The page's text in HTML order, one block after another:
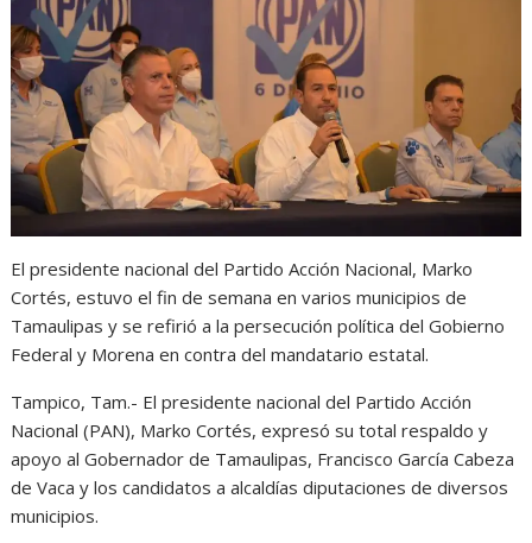
A
p
p
o
o
k
n
g
e
r
r
a
m
El presidente nacional del Partido Acción Nacional, Marko
Cortés, estuvo el fin de semana en varios municipios de
Tamaulipas y se refirió a la persecución política del Gobierno
Federal y Morena en contra del mandatario estatal.
Tampico, Tam.- El presidente nacional del Partido Acción
Nacional (PAN), Marko Cortés, expresó su total respaldo y
apoyo al Gobernador de Tamaulipas, Francisco García Cabeza
de Vaca y los candidatos a alcaldías diputaciones de diversos
municipios.